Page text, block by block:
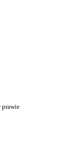
prawie